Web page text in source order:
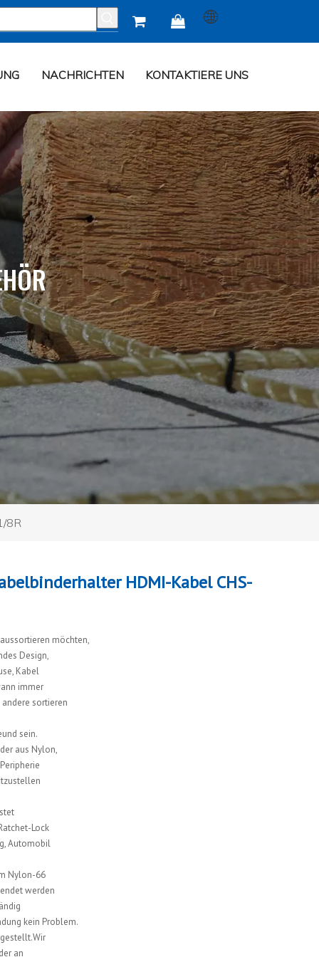
 
NACHRICHTEN KONTAKTIERE UNS
8R
HDMI-Kabel CHS-
möchten,
Design,
Kabel
immer
sortieren
sein.
aus Nylon,
Lock
Automobil
Nylon-66
werden
kein Problem.
an